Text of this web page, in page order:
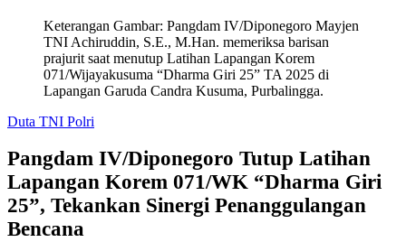
Keterangan Gambar: Pangdam IV/Diponegoro Mayjen
TNI Achiruddin, S.E., M.Han. memeriksa barisan
prajurit saat menutup Latihan Lapangan Korem
071/Wijayakusuma “Dharma Giri 25” TA 2025 di
Lapangan Garuda Candra Kusuma, Purbalingga.
Duta TNI Polri
Pangdam IV/Diponegoro Tutup Latihan
Lapangan Korem 071/WK “Dharma Giri
25”, Tekankan Sinergi Penanggulangan
Bencana